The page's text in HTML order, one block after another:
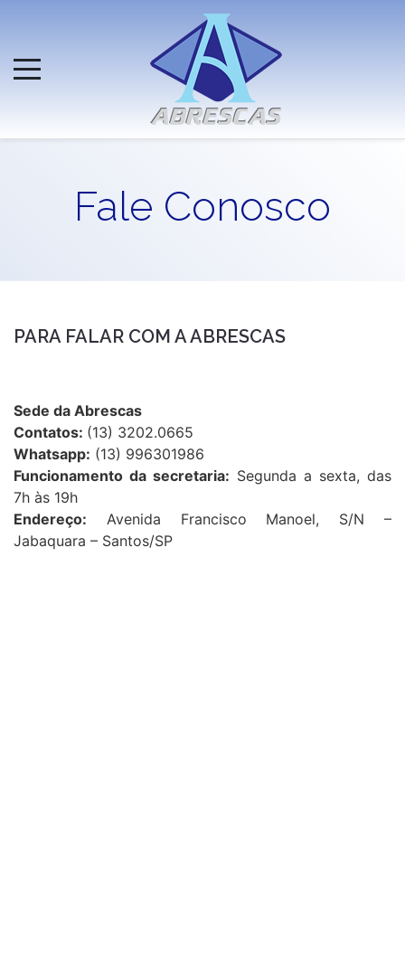
Fale Conosco
PARA FALAR COM A ABRESCAS
Sede da Abrescas
Contatos: (13) 3202.0665
Whatsapp: (13) 996301986
Funcionamento da secretaria: Segunda a sexta, das
7h às 19h
Endereço: Avenida Francisco Manoel, S/N –
Jabaquara – Santos/SP